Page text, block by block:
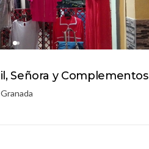
Señora y Complementos